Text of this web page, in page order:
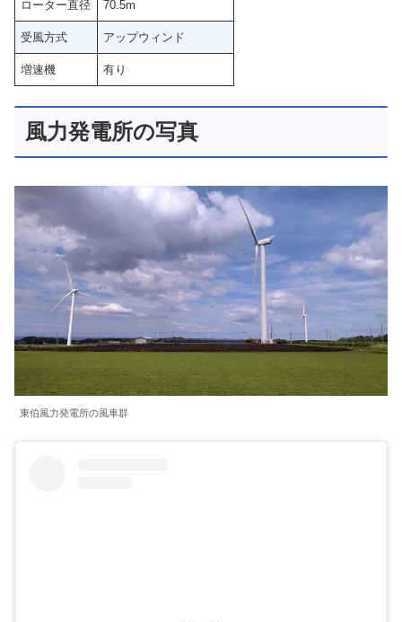
ローター直径 70.5m
受風方式 アップウィンド
増速機 有り
風力発電所の写真
東伯風力発電所の風車群